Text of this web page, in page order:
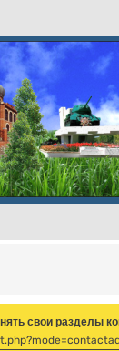
свои разделы